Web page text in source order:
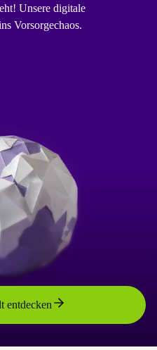
Unsere digitale
Vorsorgechaos.
entdecken